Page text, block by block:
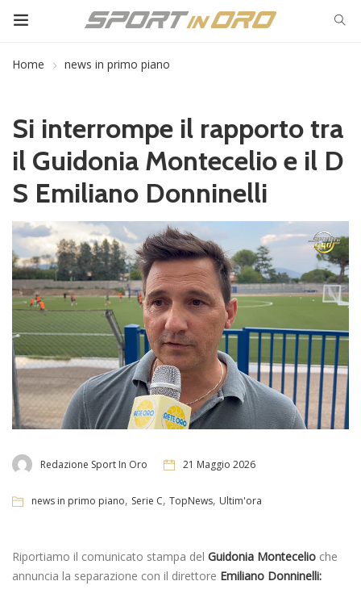
Home news in primo piano
Si interrompe il rapporto tra
il Guidonia Montecelio e il D
S Emiliano Donninelli
Redazione Sport In Oro 21 Maggio 2026
news in primo piano, Serie C, TopNews, Ultim'ora
Riportiamo il comunicato stampa del Guidonia Montecelio che
annuncia la separazione con il direttore Emiliano Donninelli: